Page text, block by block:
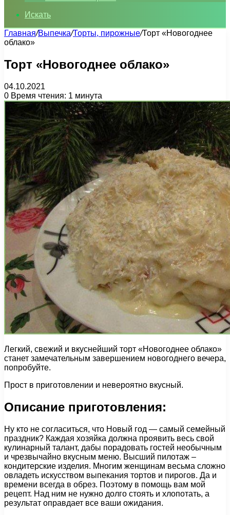
Искать
Главная/Выпечка/Торты, пирожные/Торт «Новогоднее
облако»
Торт «Новогоднее облако»
04.10.2021
0 Время чтения: 1 минута
Легкий, свежий и вкуснейший торт «Новогоднее облако»
станет замечательным завершением новогоднего вечера,
попробуйте.
Прост в приготовлении и невероятно вкусный.
Описание приготовления:
Ну кто не согласиться, что Новый год — самый семейный
праздник? Каждая хозяйка должна проявить весь свой
кулинарный талант, дабы порадовать гостей необычным
и чрезвычайно вкусным меню. Высший пилотаж –
кондитерские изделия. Многим женщинам весьма сложно
овладеть искусством выпекания тортов и пирогов. Да и
времени всегда в обрез. Поэтому в помощь вам мой
рецепт. Над ним не нужно долго стоять и хлопотать, а
результат оправдает все ваши ожидания.